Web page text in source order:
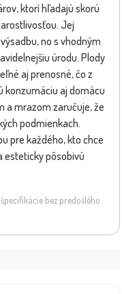
ktorí hľadajú skorú
Jej
no s vhodným
úrodu. Plody
aj prenosné, čo z
konzumáciu aj domácu
a mrazom zaručuje, že
podmienkach.
pre každého, kto chce
esteticky pôsobivú
bez predošlého